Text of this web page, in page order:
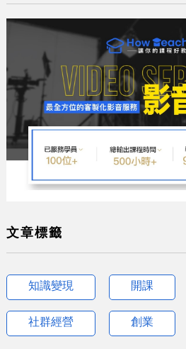
文章標籤
知識變現 開課
社群經營 創業